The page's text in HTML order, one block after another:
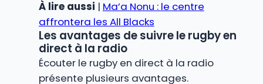
À lire aussi | Ma’a Nonu : le centre
affrontera les All Blacks
Les avantages de suivre le rugby en
direct à la radio
Écouter le rugby en direct à la radio
présente plusieurs avantages.